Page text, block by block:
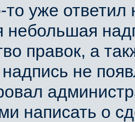
то уже
небольшая
правок, а
не
написать о